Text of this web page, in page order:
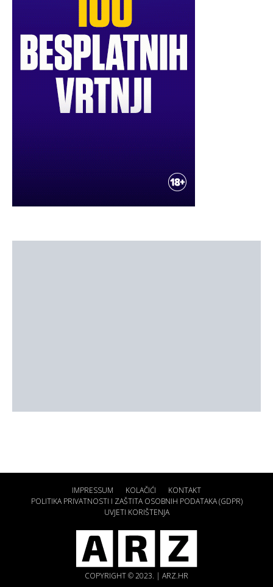
IMPRESSUM KOLAČIĆI
KONTAKT
POLITIKA PRIVATNOSTI I ZAŠTITA OSOBNIH PODATAKA (GDPR)
UVJETI KORIŠTENJA
COPYRIGHT © 2023. | ARZ.HR